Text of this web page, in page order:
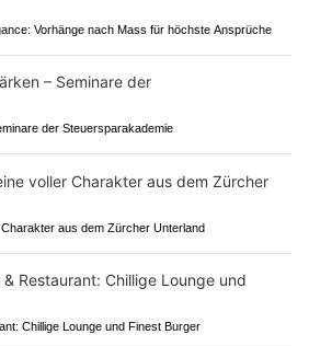
Vorhänge nach Mass für höchste Ansprüche
der Steuersparakademie
aus dem Zürcher Unterland
Chillige Lounge und Finest Burger